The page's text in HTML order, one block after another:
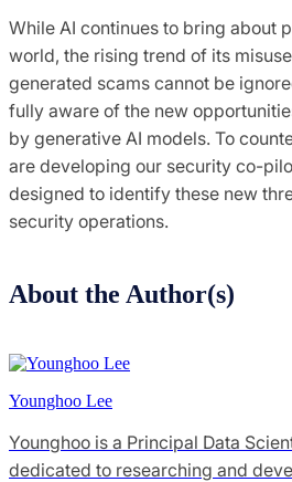
While AI continues to bring about
world, the rising trend of its
generated scams cannot be
fully aware of the new
by generative AI models. To
are developing our security co-
designed to identify these new
security operations.
About the Author(s)
Younghoo Lee
Younghoo is a Principal Data
dedicated to researching and